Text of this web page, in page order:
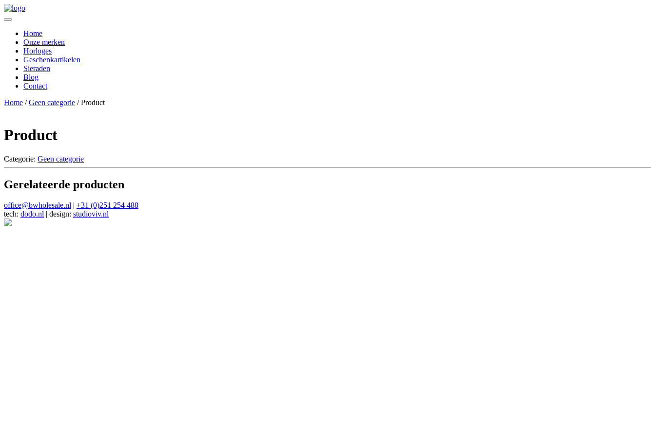
Home
Onze merken
Horloges
Geschenkartikelen
Sieraden
Blog
Contact
Home /Geen categorie / Product
Product
Categorie: Geen categorie
Gerelateerde producten
office@bwholesale.nl | +31 (0)251 254 488
tech: dodo.nl | design: studioviv.nl